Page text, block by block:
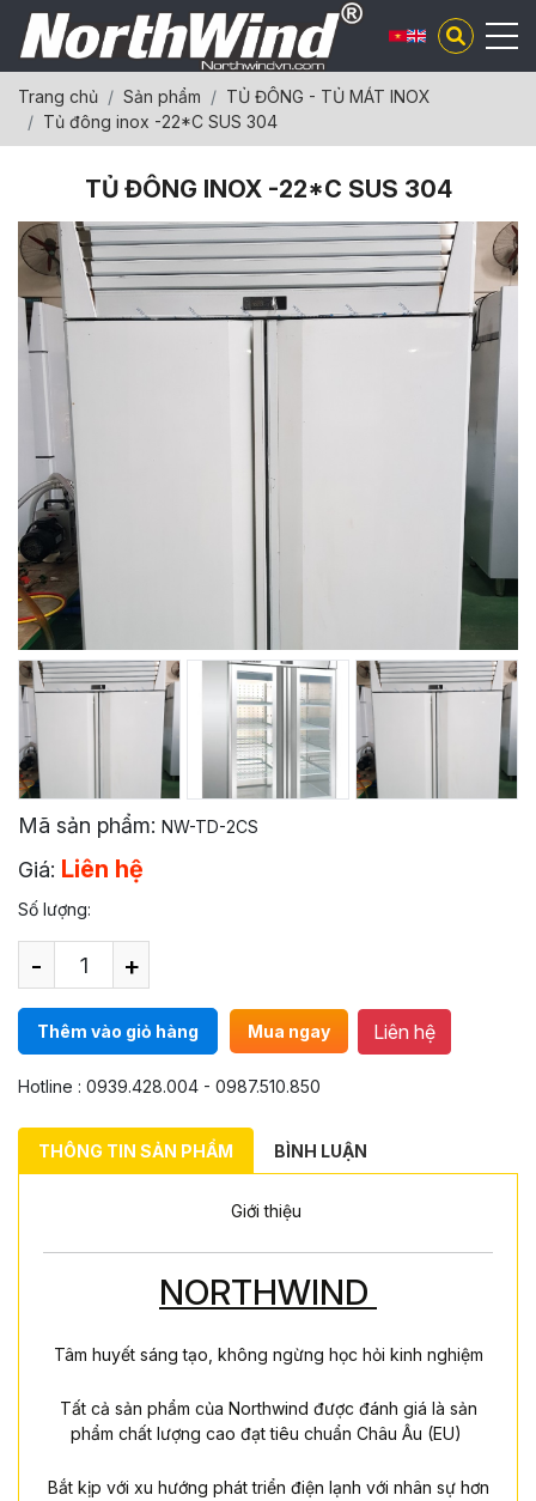
Trang chủ Sản phẩm
TỦ ĐÔNG - TỦ MÁT INOX
Tủ đông inox -22*C SUS 304
TỦ ĐÔNG INOX -22*C SUS 304
Mã sản phẩm: NW-TD-2CS
Giá: Liên hệ
Số lượng:
- +
Thêm vào giỏ hàng Mua ngay Liên hệ
Hotline : 0939.428.004 - 0987.510.850
THÔNG TIN SẢN PHẨM BÌNH LUẬN
Giới thiệu
NORTHWIND
Tâm huyết sáng tạo, không ngừng học hỏi kinh nghiệm
Tất cả sản phẩm của Northwind được đánh giá là sản
phẩm chất lượng cao đạt tiêu chuẩn Châu Âu (EU)
Bắt kịp với xu hướng phát triển điện lạnh với nhân sự hơn